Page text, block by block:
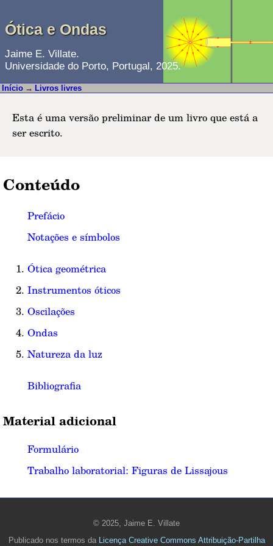
Ótica e Ondas
Jaime E. Villate.
Universidade do Porto, Portugal, 2025.
Início → Livros livres
Esta é uma versão preliminar de um livro que está a
ser escrito.
Conteúdo
Prefácio
Notações e símbolos
Ótica geométrica
Instrumentos óticos
Oscilações
Ondas
Natureza da luz
Bibliografia
Material adicional
Formulário
Trabalho laboratorial: Figuras de Lissajous
© 2025, Jaime E. Villate
Publicado nos termos da Licença Creative Commons Attribuição-Partilha